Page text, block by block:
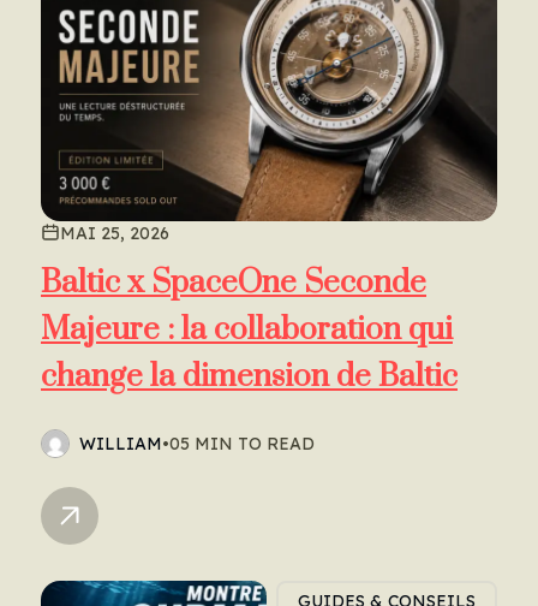
MAI 25, 2026
Baltic x SpaceOne Seconde
Majeure : la collaboration qui
change la dimension de Baltic
WILLIAM•05 MIN TO READ
GUIDES & CONSEILS